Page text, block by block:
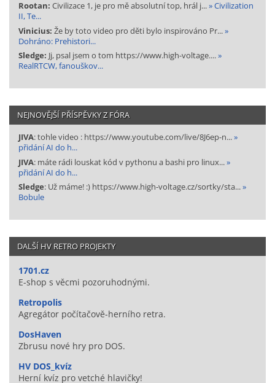
Rootan: Civilizace 1, je pro mě absolutní top, hrál j...» Civilization
II, Te...
Vinicius: Že by toto video pro děti bylo inspirováno Pr...»
Dohráno: Prehistori...
Sledge: Jj, psal jsem o tom https://www.high-voltage....»
RealRTCW, fanouškov...
NEJNOVĚJŠÍ PŘÍSPĚVKY Z FÓRA
JIVA: tohle video : https://www.youtube.com/live/8J6ep-n...»
přidání AI do h...
JIVA: máte rádi louskat kód v pythonu a bashi pro linux...»
přidání AI do h...
Sledge: Už máme! :) https://www.high-voltage.cz/sortky/sta...»
Bobule
DALŠÍ HV RETRO PROJEKTY
1701.cz
E-shop s věcmi pozoruhodnými.
Retropolis
Agregátor počítačově-herního retra.
DosHaven
Zbrusu nové hry pro DOS.
HV DOS_kvíz
Herní kvíz pro vetché hlavičky!